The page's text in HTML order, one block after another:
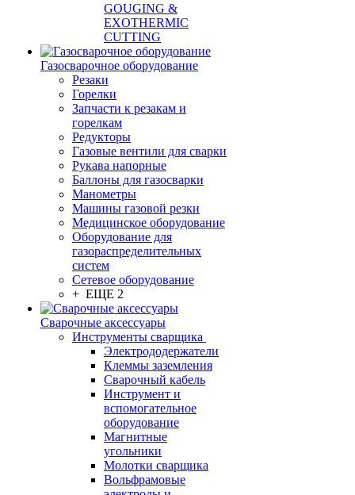
GOUGING &
EXOTHERMIC
CUTTING
Газосварочное оборудование
Резаки
Горелки
Запчасти к резакам и
горелкам
Редукторы
Газовые вентили для сварки
Рукава напорные
Баллоны для газосварки
Манометры
Машины газовой резки
Медицинское оборудование
Оборудование для
газораспределительных
систем
Сетевое оборудование
+ ЕЩЕ 2
Сварочные аксессуары
Инструменты сварщика
Электрододержатели
Клеммы заземления
Сварочный кабель
Инструмент и
вспомогательное
оборудование
Магнитные
угольники
Молотки сварщика
Вольфрамовые